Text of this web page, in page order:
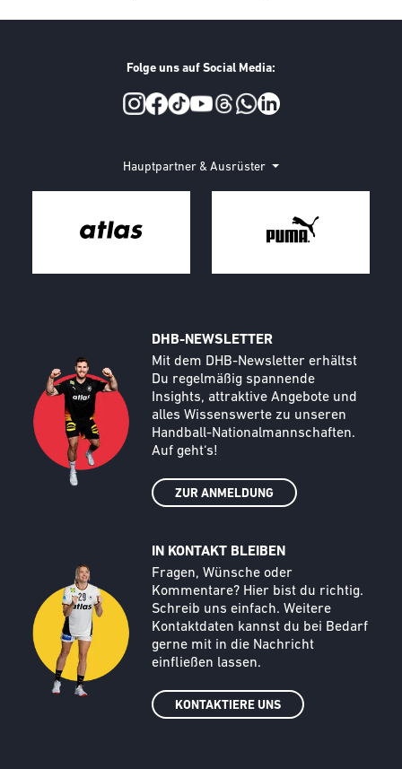
Folge uns auf Social Media:
Hauptpartner & Ausrüster
DHB-NEWSLETTER
Text
Mit dem DHB-Newsletter erhältst
Du regelmäßig spannende
Insights, attraktive Angebote und
alles Wissenswerte zu unseren
Handball-Nationalmannschaften.
Auf geht‘s!
ZUR ANMELDUNG
Call to action image
IN KONTAKT BLEIBEN
Text
Fragen, Wünsche oder
Kommentare? Hier bist du richtig.
Schreib uns einfach. Weitere
Kontaktdaten kannst du bei Bedarf
gerne mit in die Nachricht
einfließen lassen.
KONTAKTIERE UNS